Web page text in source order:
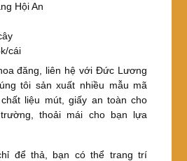
Hội An
cái
đăng, liên hệ với Đức Lương
tôi sản xuất nhiều mẫu mã
liệu mút, giấy an toàn cho
thoải mái cho bạn lựa
để thả, bạn có thể trang trí